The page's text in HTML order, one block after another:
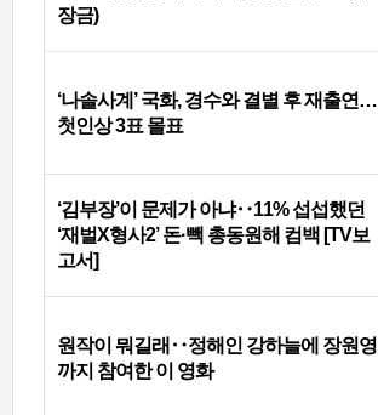
장금)
‘나솔사계’ 국화, 경수와 결별 후 재출연…
첫인상 3표 몰표
‘김부장’이 문제가 아냐‥11% 섭섭했던
‘재벌X형사2’ 돈·빽 총동원해 컴백 [TV보
고서]
원작이 뭐길래‥정해인 강하늘에 장원영
까지 참여한 이 영화